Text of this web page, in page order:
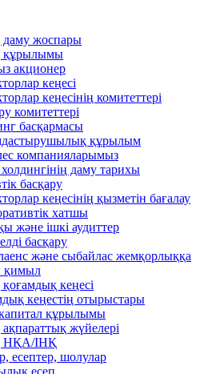
даму жоспары
құрылымы
акционер
кеңесі
кеңесінің комитеттері
комитеттері
басқармасы
құрылым
компанияларымыз
даму тарихы
басқару
кеңесінің қызметін бағалау
хатшы
және ішкі аудиттер
басқару
және сыбайлас жемқорлыққа
қимыл
кеңесі
кеңестің отырыстары
құрылымы
жүйелері
НҚА/ІНҚ
есептер, шолулар
есеп